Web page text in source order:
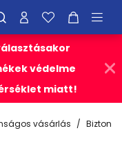
védelme
miatt!
vásárlás